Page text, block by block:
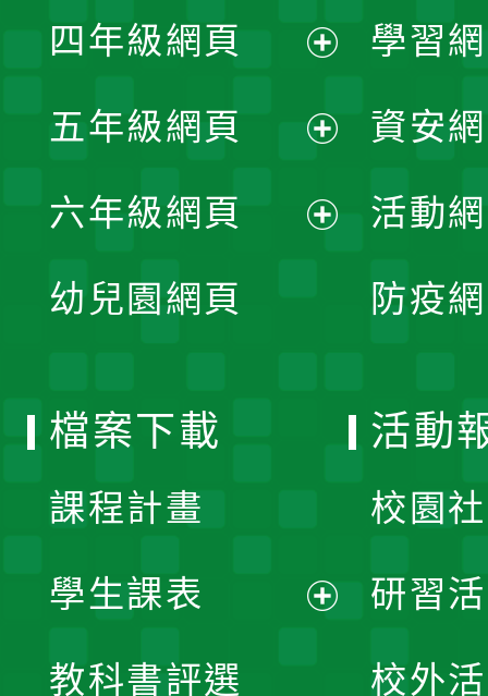
單
選
單
開
選
單
四年級網頁
開
選
五年級網頁
開
六年級網頁
幼兒園網頁
學習
資安
活動
防疫
檔案下載
課程計畫
學生課表
教科書評選
活動
校園
研習
校外